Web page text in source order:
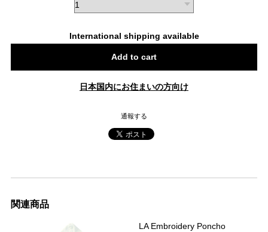
International shipping available
Add to cart
日本国内にお住まいの方向け
通報する
関連商品
LA Embroidery Poncho